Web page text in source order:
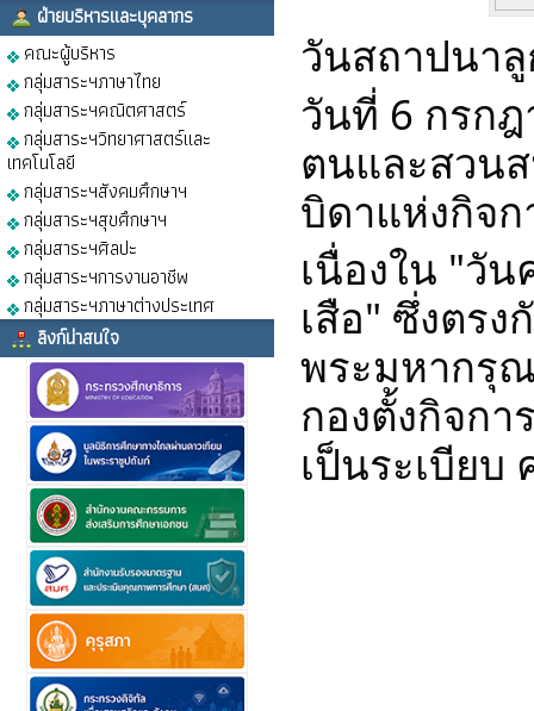
ฝ่ายบริหารและบุคลากร
คณะผู้บริหาร
กลุ่มสาระฯภาษาไทย
กลุ่มสาระฯคณิตศาสตร์
กลุ่มสาระฯวิทยาศาสตร์และ
เทคโนโลยี
กลุ่มสาระฯสังคมศึกษาฯ
กลุ่มสาระฯสุขศึกษาฯ
กลุ่มสาระฯศิลปะ
กลุ่มสาระฯการงานอาชีพ
กลุ่มสาระฯภาษาต่างประเทศ
ลิงก์น่าสนใจ
วันสถาปนา
วันที่ 6 กรก
ตนและสวน
บิดาแห่งกิจก
เนื่องใน "วั
เสือ" ซึ่งตร
พระมหากรุ
กองตั้งกิจกา
เป็นระเบีย